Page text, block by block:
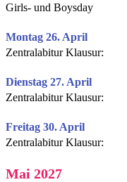
Girls- und Boysday
Montag 26. April
Zentralabitur Klausur:
Dienstag 27. April
Zentralabitur Klausur:
Freitag 30. April
Zentralabitur Klausur:
Mai 2027